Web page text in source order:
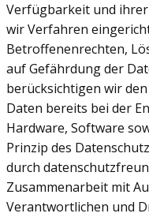
Verfügbarkeit und
wir Verfahren
Betroffenenrechten,
auf Gefährdung der
berücksichtigen wir
Daten bereits bei der
Hardware, Software
Prinzip des
durch
Zusammenarbeit mit
Verantwortlichen und